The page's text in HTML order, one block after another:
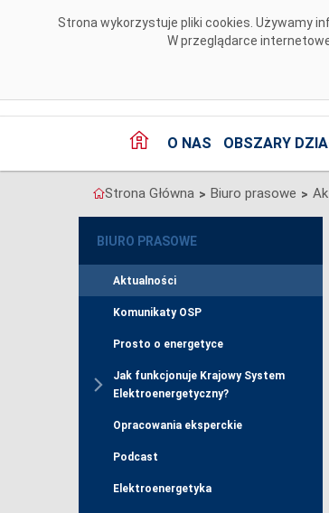
Strona wykorzystuje pliki cookies. Używamy
W przeglądarce
O NAS OBSZARY
Strona Główna > Biuro prasowe >
BIURO PRASOWE
Aktualności
Komunikaty OSP
Prosto o energetyce
Jak funkcjonuje Krajowy System
Elektroenergetyczny?
Opracowania eksperckie
Podcast
Elektroenergetyka